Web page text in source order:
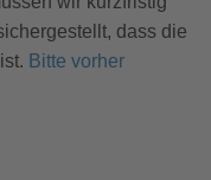
dass die
Bitte vorher